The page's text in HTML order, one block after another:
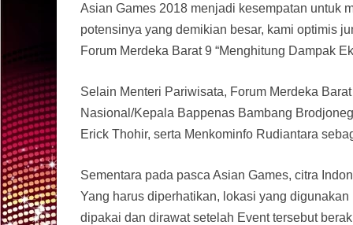
Asian Games 2018 menjadi kesempatan untuk
potensinya yang demikian besar, kami optimis
Forum Merdeka Barat 9 “Menghitung Dampak
Selain Menteri Pariwisata, Forum Merdeka
Nasional/Kepala Bappenas Bambang
Erick Thohir, serta Menkominfo Rudiantara
Sementara pada pasca Asian Games, citra
Yang harus diperhatikan, lokasi yang
dipakai dan dirawat setelah Event tersebut